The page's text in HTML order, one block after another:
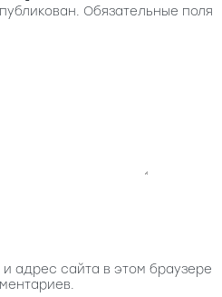
Обязательные поля
адрес сайта в этом браузере